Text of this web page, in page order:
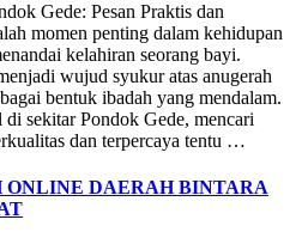
Gede: Pesan Praktis dan
momen penting dalam kehidupan
kelahiran seorang bayi.
wujud syukur atas anugerah
bentuk ibadah yang mendalam.
sekitar Pondok Gede, mencari
dan terpercaya tentu …
ONLINE DAERAH BINTARA